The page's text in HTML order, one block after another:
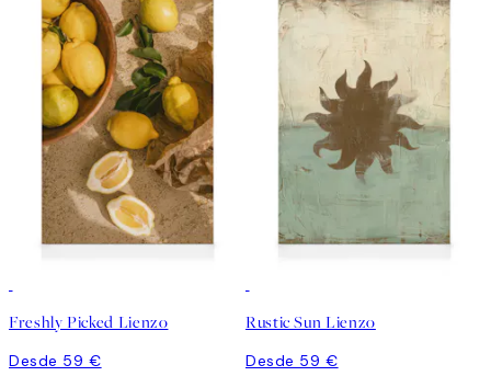
Freshly Picked Lienzo
Desde 59 €
Rustic Sun Lienzo
Desde 59 €